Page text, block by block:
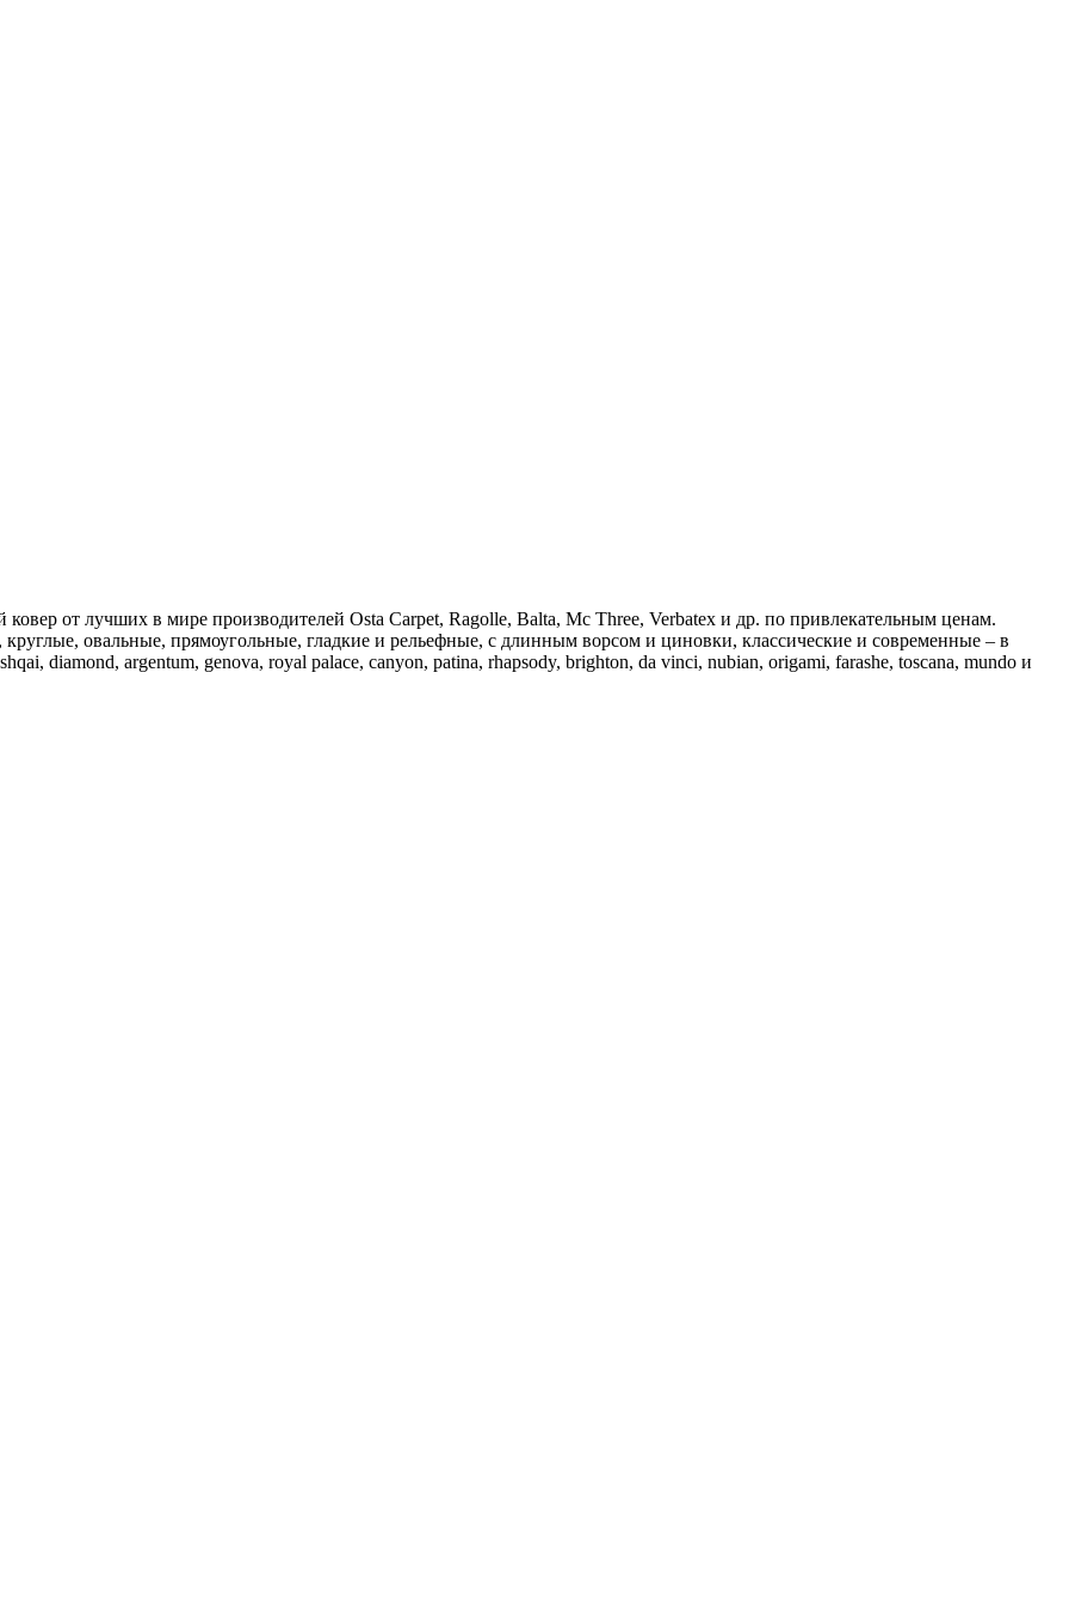
от лучших в мире производителей Osta Carpet, Ragolle, Balta, Mc Three, Verbatex и др. по привлекательным ценам.
овальные, прямоугольные, гладкие и рельефные, с длинным ворсом и циновки, классические и современные – в
diamond, argentum, genova, royal palace, canyon, patina, rhapsody, brighton, da vinci, nubian, origami, farashe, toscana, mundo и